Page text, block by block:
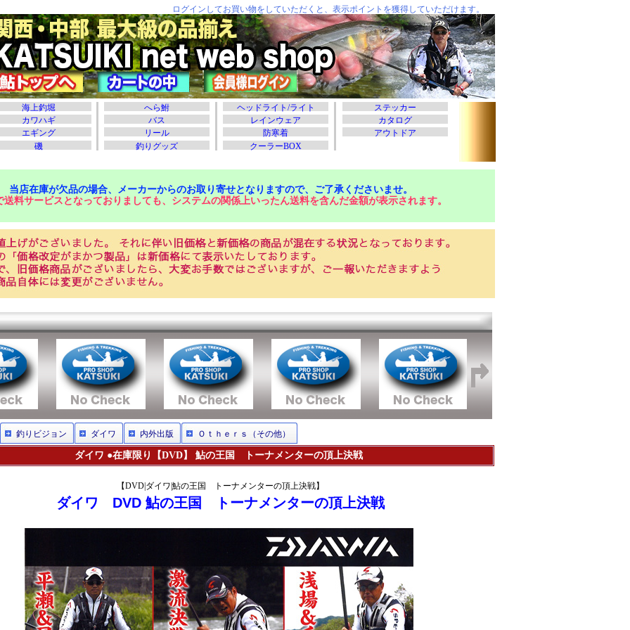
当店在庫が欠品の場合、メーカーからのお取り寄せとなりますので、ご了承くださいませ。
送料サービスとなっておりましても、システムの関係上いったん送料を含んだ金額が表示されます。
釣りビジョン ダイワ 内外出版 Ｏｔｈｅｒｓ（その他）
ダイワ ●在庫限り【DVD】 鮎の王国 トーナメンターの頂上決戦
【DVD|ダイワ|鮎の王国 トーナメンターの頂上決戦】
ダイワ DVD 鮎の王国 トーナメンターの頂上決戦